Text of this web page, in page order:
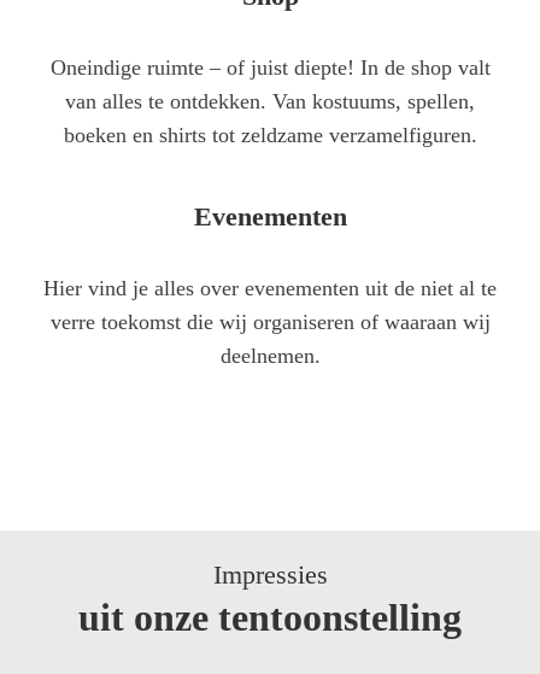
Oneindige ruimte – of juist diepte! In de shop valt
van alles te ontdekken. Van kostuums, spellen,
boeken en shirts tot zeldzame verzamel­figuren.
Evenementen
Hier vind je alles over evenementen uit de niet al te
verre toekomst die wij organiseren of waaraan wij
deelnemen.
Impressies
uit onze tentoonstelling